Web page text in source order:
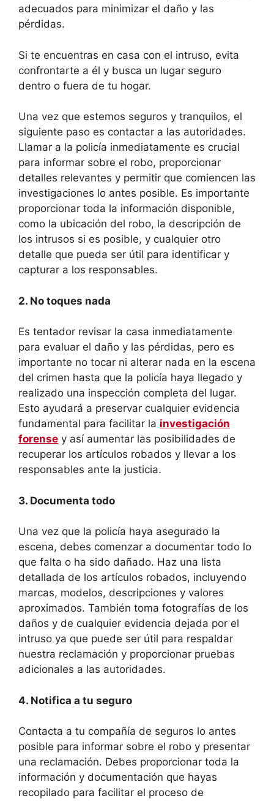
adecuados para minimizar el daño y las
pérdidas.
Si te encuentras en casa con el intruso, evita
confrontarte a él y busca un lugar seguro
dentro o fuera de tu hogar.
Una vez que estemos seguros y tranquilos, el
siguiente paso es contactar a las autoridades.
Llamar a la policía inmediatamente es crucial
para informar sobre el robo, proporcionar
detalles relevantes y permitir que comiencen las
investigaciones lo antes posible. Es importante
proporcionar toda la información disponible,
como la ubicación del robo, la descripción de
los intrusos si es posible, y cualquier otro
detalle que pueda ser útil para identificar y
capturar a los responsables.
2. No toques nada
Es tentador revisar la casa inmediatamente
para evaluar el daño y las pérdidas, pero es
importante no tocar ni alterar nada en la escena
del crimen hasta que la policía haya llegado y
realizado una inspección completa del lugar.
Esto ayudará a preservar cualquier evidencia
fundamental para facilitar la investigación
forense y así aumentar las posibilidades de
recuperar los artículos robados y llevar a los
responsables ante la justicia.
3. Documenta todo
Una vez que la policía haya asegurado la
escena, debes comenzar a documentar todo lo
que falta o ha sido dañado. Haz una lista
detallada de los artículos robados, incluyendo
marcas, modelos, descripciones y valores
aproximados. También toma fotografías de los
daños y de cualquier evidencia dejada por el
intruso ya que puede ser útil para respaldar
nuestra reclamación y proporcionar pruebas
adicionales a las autoridades.
4. Notifica a tu seguro
Contacta a tu compañía de seguros lo antes
posible para informar sobre el robo y presentar
una reclamación. Debes proporcionar toda la
información y documentación que hayas
recopilado para facilitar el proceso de